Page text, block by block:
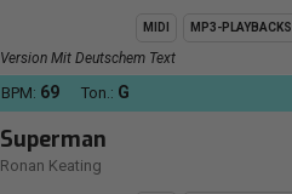
MIDI MP3-PLAYBACKS
Version Mit Deutschem Text
BPM: 69 Ton.: G
Superman
Ronan Keating